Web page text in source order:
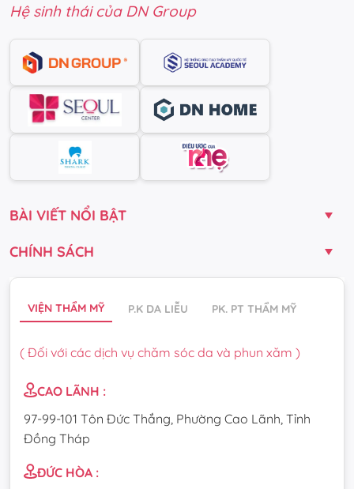
Hệ sinh thái của DN Group
BÀI VIẾT NỔI BẬT
CHÍNH SÁCH
VIỆN THẨM MỸ P.K DA LIỄU PK. PT THẨM MỸ
( Đối với các dịch vụ chăm sóc da và phun xăm )
CAO LÃNH :
97-99-101 Tôn Đức Thắng, Phường Cao Lãnh, Tỉnh
Đồng Tháp
ĐỨC HÒA :